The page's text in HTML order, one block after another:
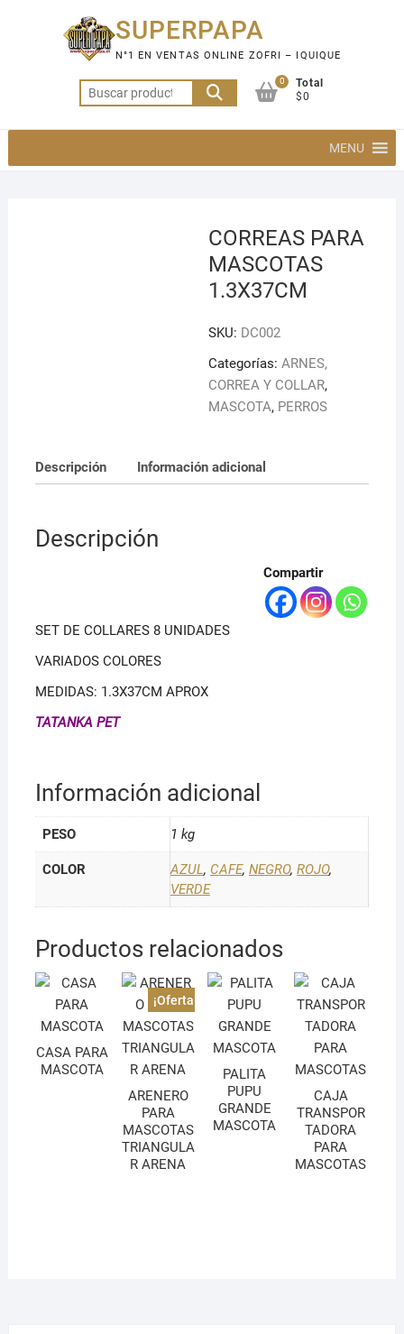
SUPERPAPA
N°1 EN VENTAS ONLINE ZOFRI – IQUIQUE
Buscar
por:
0
Total
$0
MENU
CORREAS PARA
MASCOTAS
1.3X37CM
SKU: DC002
Categorías:ARNES,
CORREA Y COLLAR,
MASCOTA, PERROS
Descripción Información adicional
Descripción
Compartir
SET DE COLLARES 8 UNIDADES
VARIADOS COLORES
MEDIDAS: 1.3X37CM APROX
TATANKA PET
Información adicional
PESO 1 kg
COLOR AZUL, CAFE, NEGRO, ROJO,
VERDE
Productos relacionados
CASA PARA
MASCOTA
¡Oferta!
ARENERO
PARA
MASCOTAS
TRIANGULA
R ARENA
PALITA
PUPU
GRANDE
MASCOTA
CAJA
TRANSPOR
TADORA
PARA
MASCOTAS